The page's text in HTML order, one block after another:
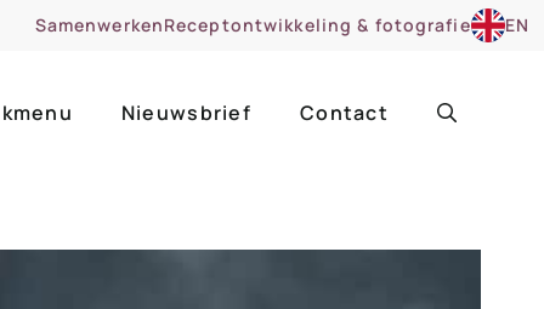
SamenwerkenReceptontwikkeling & fotografie EN
Nieuwsbrief Contact